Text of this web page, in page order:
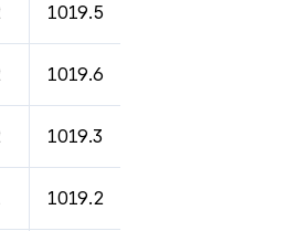
1019.5
1019.6
1019.3
1019.2